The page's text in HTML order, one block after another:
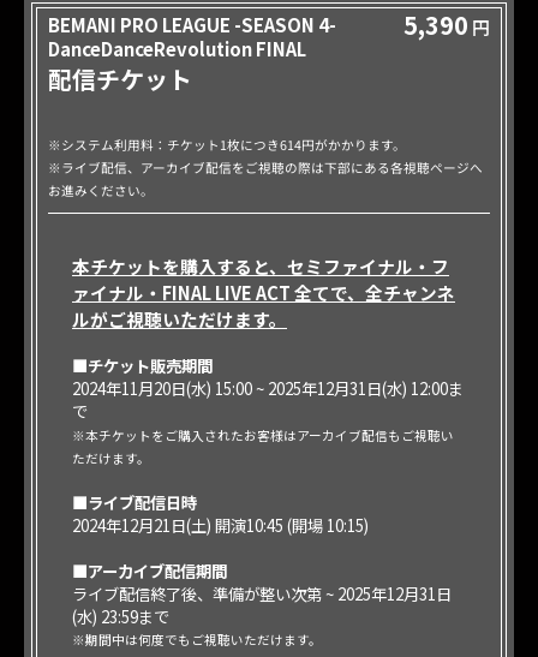
BEMANI PRO LEAGUE -SEASON 4-
DanceDanceRevolution FINAL
5,390 円
配信チケット
※システム利用料：チケット1枚につき614円がかかります。
※ライブ配信、アーカイブ配信をご視聴の際は下部にある各視聴ページへ
お進みください。
本チケットを購入すると、セミファイナル・フ
ァイナル・FINAL LIVE ACT 全てで、全チャンネ
ルがご視聴いただけます。
■チケット販売期間
2024年11月20日(水) 15:00 ~ 2025年12月31日(水) 12:00ま
で
※本チケットをご購入されたお客様はアーカイブ配信もご視聴い
ただけます。
■ライブ配信日時
2024年12月21日(土) 開演10:45 (開場 10:15)
■アーカイブ配信期間
ライブ配信終了後、準備が整い次第 ~ 2025年12月31日
(水) 23:59まで
※期間中は何度でもご視聴いただけます。